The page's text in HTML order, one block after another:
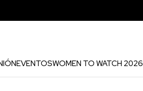
EVENTOSWOMEN TO WATCH 2026